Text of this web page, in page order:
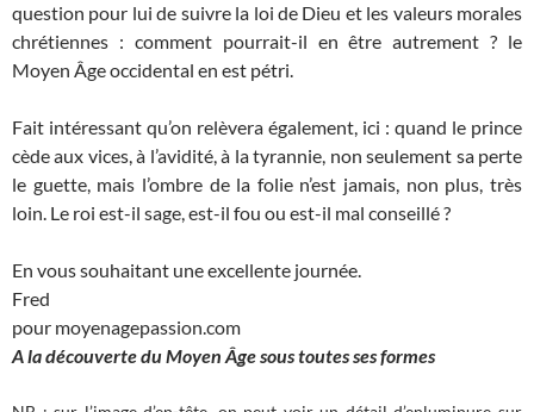
question pour lui de suivre la loi de Dieu et les valeurs morales
chrétiennes : comment pourrait-il en être autrement ? le
Moyen Âge occidental en est pétri.
Fait intéressant qu’on relèvera également, ici : quand le prince
cède aux vices, à l’avidité, à la tyrannie, non seulement sa perte
le guette, mais l’ombre de la folie n’est jamais, non plus, très
loin. Le roi est-il sage, est-il fou ou est-il mal conseillé ?
En vous souhaitant une excellente journée.
Fred
pour moyenagepassion.com
A la découverte du Moyen Âge sous toutes ses formes